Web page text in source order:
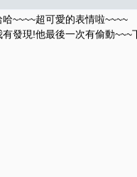
哈~~~~超可愛的表情啦~~~~
有發現!他最後一次有偷動~~~